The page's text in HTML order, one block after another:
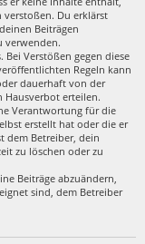
verstoßen. Du erklärst
Beiträgen
verwenden.
Bei Verstößen gegen diese
Regeln kann
dauerhaft von der
Hausverbot erteilen.
Verantwortung für die
erstellt hat oder die er
dem Betreiber, dein
zu löschen oder zu
Beiträge abzuändern,
sind, dem Betreiber